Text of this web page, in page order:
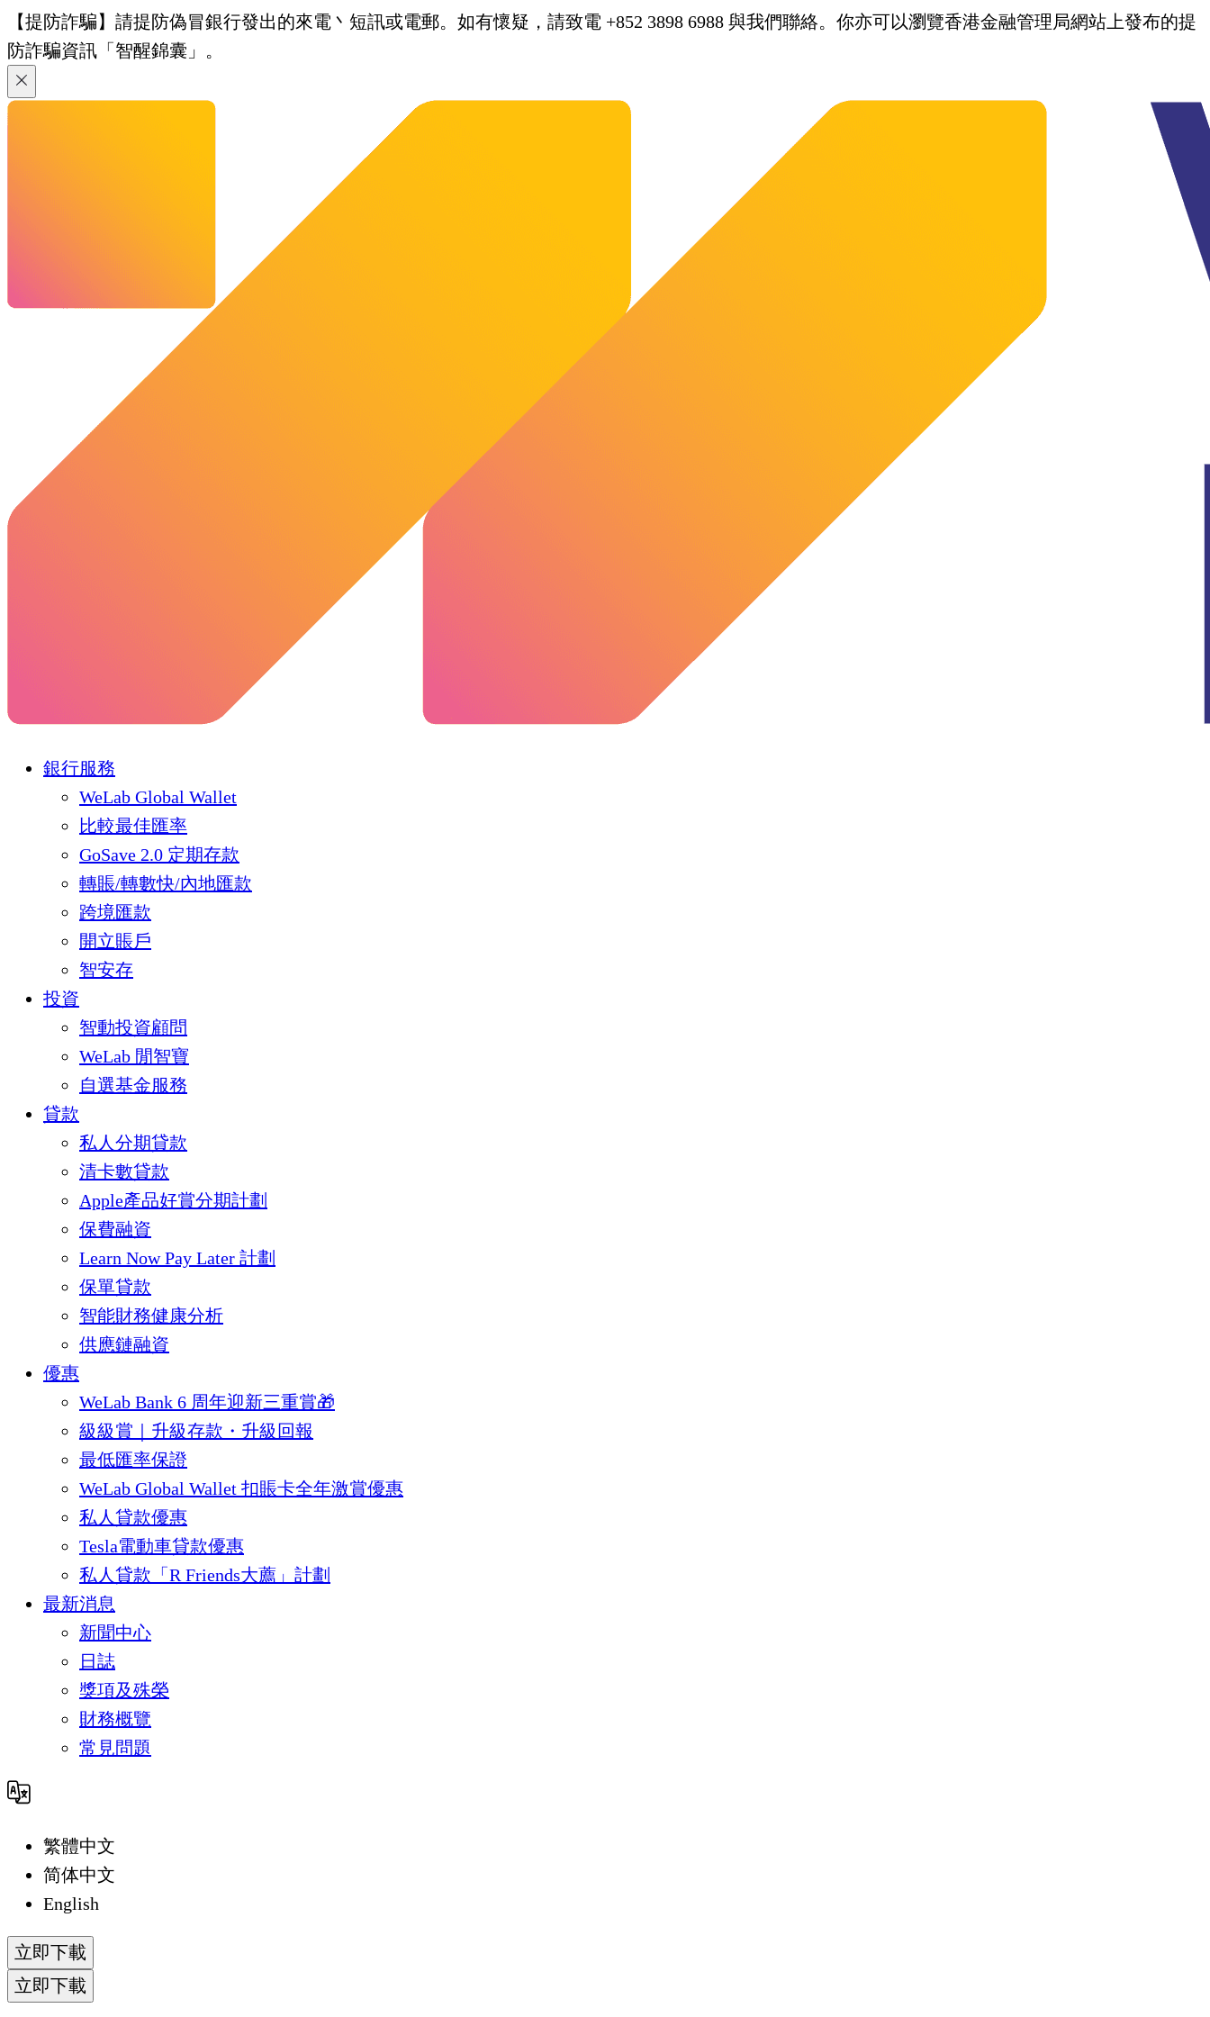
【提防詐騙】請提防偽冒銀行發出的來電丶短訊或電郵。如有懷疑，請致電 +852 3898 6988 與我們聯絡。你亦可以瀏覽香港金融管理局網站上發布的提
防詐騙資訊「智醒錦囊」。
銀行服務
WeLab Global Wallet
比較最佳匯率
GoSave 2.0 定期存款
轉賬/轉數快/內地匯款
跨境匯款
開立賬戶
智安存
投資
智動投資顧問
WeLab 閒智寶
自選基金服務
貸款
私人分期貸款
清卡數貸款
Apple產品好賞分期計劃
保費融資
Learn Now Pay Later 計劃
保單貸款
智能財務健康分析
供應鏈融資
優惠
WeLab Bank 6 周年迎新三重賞🎁
級級賞｜升級存款・升級回報
最低匯率保證
WeLab Global Wallet 扣賬卡全年激賞優惠
私人貸款優惠
Tesla電動車貸款優惠
私人貸款「R Friends大薦」計劃
最新消息
新聞中心
日誌
獎項及殊榮
財務概覽
常見問題
繁體中文
简体中文
English
立即下載
立即下載